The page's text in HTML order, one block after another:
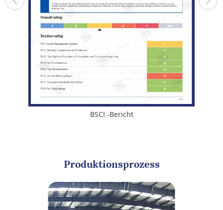
BSCI -Bericht
Produktionsprozess